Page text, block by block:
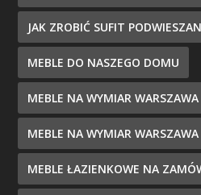
JAK ZROBIĆ SUFIT
MEBLE DO NASZEGO DOMU
MEBLE NA WYMIAR WARSZAWA
MEBLE NA WYMIAR
MEBLE ŁAZIENKOWE NA